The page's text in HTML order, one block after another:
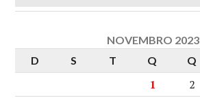
NOVEMBRO 2023
D
S T Q Q
1 2